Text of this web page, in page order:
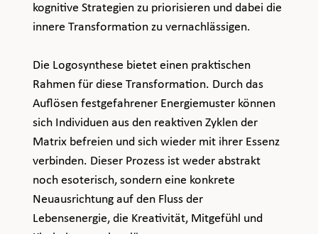
kognitive Strategien zu priorisieren und dabei die
innere Transformation zu vernachlässigen.
Die Logosynthese bietet einen praktischen
Rahmen für diese Transformation. Durch das
Auflösen festgefahrener Energiemuster können
sich Individuen aus den reaktiven Zyklen der
Matrix befreien und sich wieder mit ihrer Essenz
verbinden. Dieser Prozess ist weder abstrakt
noch esoterisch, sondern eine konkrete
Neuausrichtung auf den Fluss der
Lebensenergie, die Kreativität, Mitgefühl und